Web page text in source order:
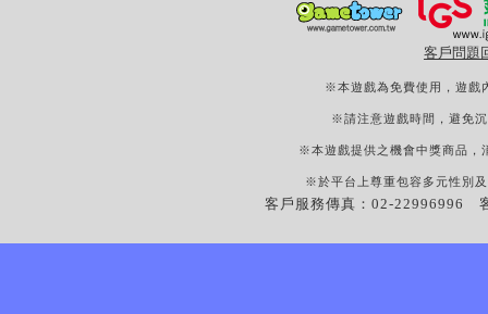
客戶問題
※本遊戲為免費使用，遊戲
※請注意遊戲時間，避免
※本遊戲提供之機會中獎商品，
※於平台上尊重包容多元性別
客戶服務傳真：02-22996996